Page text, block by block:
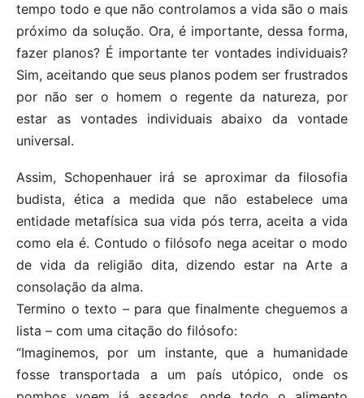
tempo todo e que não controlamos a vida são o mais
próximo da solução. Ora, é importante, dessa forma,
fazer planos? É importante ter vontades individuais?
Sim, aceitando que seus planos podem ser frustrados
por não ser o homem o regente da natureza, por
estar as vontades individuais abaixo da vontade
universal.
Assim, Schopenhauer irá se aproximar da filosofia
budista, ética a medida que não estabelece uma
entidade metafísica sua vida pós terra, aceita a vida
como ela é. Contudo o filósofo nega aceitar o modo
de vida da religião dita, dizendo estar na Arte a
consolação da alma.
Termino o texto – para que finalmente cheguemos a
lista – com uma citação do filósofo:
“Imaginemos, por um instante, que a humanidade
fosse transportada a um país utópico, onde os